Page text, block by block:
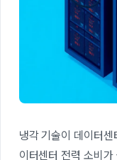
냉각 기술이 데이터
이터센터 전력 소비